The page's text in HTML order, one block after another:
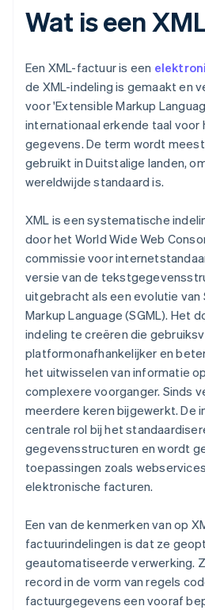
Wat is een
Een XML-factuur is een
de XML-indeling is gemaakt en
voor 'Extensible Markup
internationaal erkende taal voor
gegevens. De term wordt
gebruikt in Duitstalige landen,
wereldwijde standaard is.
XML is een systematische
door het World Wide Web
commissie voor
versie van de
uitgebracht als een evolutie van
Markup Language (SGML). Het
indeling te creëren die
platformonafhankelijker en
het uitwisselen van informatie
complexere voorganger. Sinds
meerdere keren bijgewerkt. De
centrale rol bij het
gegevensstructuren en wordt
toepassingen zoals
elektronische facturen.
Een van de kenmerken van op
factuurindelingen is dat ze
geautomatiseerde verwerking.
record in de vorm van regels
factuurgegevens een vooraf